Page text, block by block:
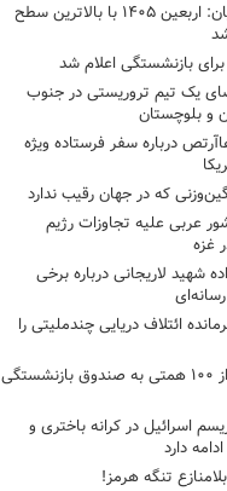
پورجمشیدیان: اربعین ۱۴۰۵ با بالاترین سطح
بازنشستگی اعلام شد
یک تیم تروریستی در جنوب
و بلوچستان
درباره سفر فرستاده ویژه
که در جهان رقیب ندارد
۸ کشور عربی علیه تجاوزات رژیم
غزه
شهید لاریجانی درباره برخی
ائتلاف دریایی چندملیتی را
زیان بیش از ۱۰۰ همتی به صندوق‌ بازنشستگی
اسرائیل در کرانه باختری و
دارد
تنگه هرمز!